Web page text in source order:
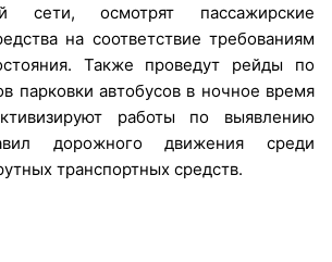
сети, осмотрят пассажирские
на соответствие требованиям
Также проведут рейды по
парковки автобусов в ночное время
работы по выявлению
дорожного движения среди
транспортных средств.